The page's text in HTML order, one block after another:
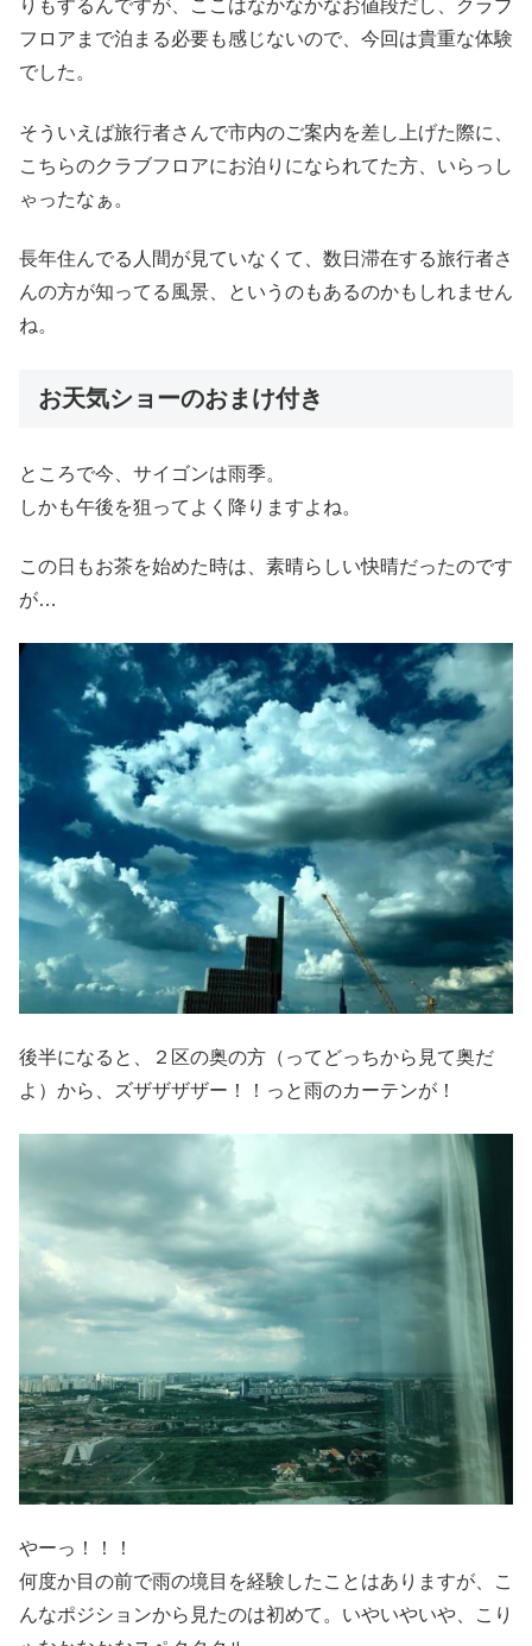
りもするんですが、ここはなかなかなお値段だし、クラブ
フロアまで泊まる必要も感じないので、今回は貴重な体験
でした。
そういえば旅行者さんで市内のご案内を差し上げた際に、
こちらのクラブフロアにお泊りになられてた方、いらっし
ゃったなぁ。
長年住んでる人間が見ていなくて、数日滞在する旅行者さ
んの方が知ってる風景、というのもあるのかもしれません
ね。
お天気ショーのおまけ付き
ところで今、サイゴンは雨季。
しかも午後を狙ってよく降りますよね。
この日もお茶を始めた時は、素晴らしい快晴だったのです
が…
後半になると、２区の奥の方（ってどっちから見て奥だ
よ）から、ズザザザザー！！っと雨のカーテンが！
やーっ！！！
何度か目の前で雨の境目を経験したことはありますが、こ
んなポジションから見たのは初めて。いやいやいや、こり